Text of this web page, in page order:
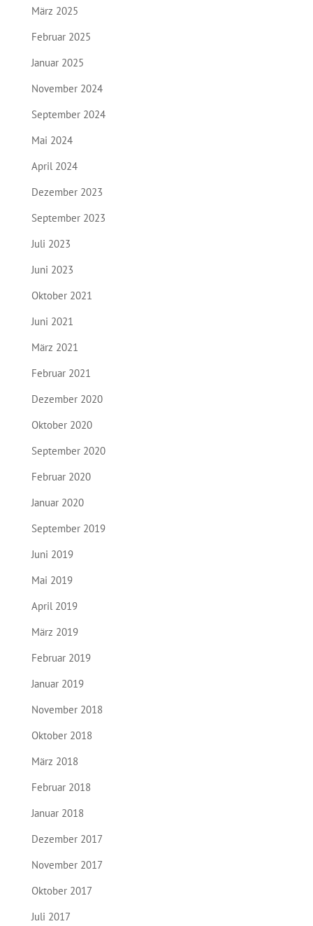
März 2025
Februar 2025
Januar 2025
November 2024
September 2024
Mai 2024
April 2024
Dezember 2023
September 2023
Juli 2023
Juni 2023
Oktober 2021
Juni 2021
März 2021
Februar 2021
Dezember 2020
Oktober 2020
September 2020
Februar 2020
Januar 2020
September 2019
Juni 2019
Mai 2019
April 2019
März 2019
Februar 2019
Januar 2019
November 2018
Oktober 2018
März 2018
Februar 2018
Januar 2018
Dezember 2017
November 2017
Oktober 2017
Juli 2017